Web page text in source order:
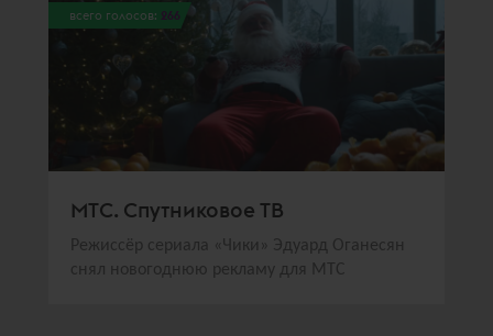
всего голосов: 266
МТС. Спутниковое ТВ
Режиссёр сериала «Чики» Эдуард Оганесян
снял новогоднюю рекламу для МТС